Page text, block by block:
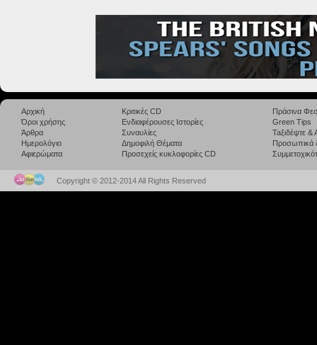
Αρχική
Όροι χρήσης
Άρθρα
Ημερολόγιο
Αφιερώματα
Κριτικές CD
Ενδιαφέρουσες Ιστορίες
Συναυλίες
Δημοφιλή Θέματα
Προσεχείς κυκλοφορίες CD
Πράσινα
Green Tips
Taξιδέψτε
Προσωπικά
Copyright © 2012-2014 All Rights Reserved